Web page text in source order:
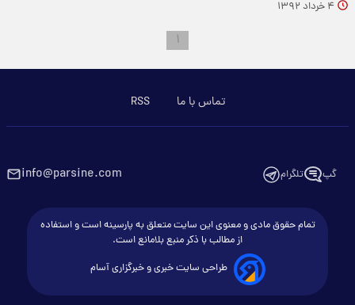
۴ خرداد ۱۳۹۲
۱
تماس با ما RSS
گپ تلگرام info@parsine.com
تمام حقوق مادی و معنوی این سایت متعلق به پارسینه است و استفاده
از مطالب با ذکر منبع بلامانع است.
طراحی سایت خبری و خبرگزاری آسام